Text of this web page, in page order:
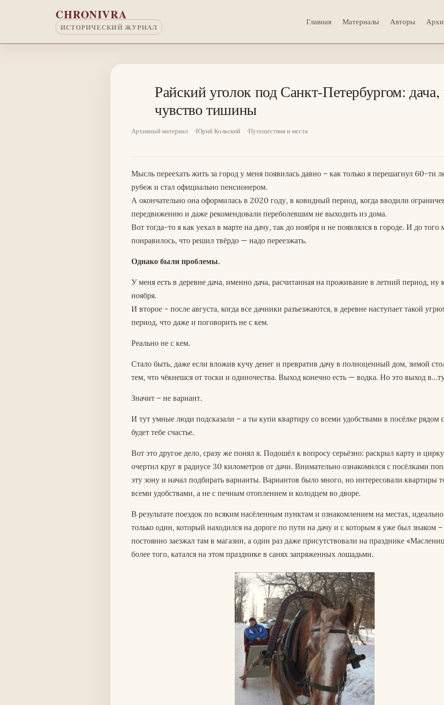
CHRONIVRA
ИСТОРИЧЕСКИЙ ЖУРНАЛ
Главная Материалы Авторы
Райский уголок под Санкт-Петербургом:
чувство тишины
Архивный материал Юрий Кольский Путешествия и места
Мысль переехать жить за город у меня появилась давно – как только я перешагнул 60-ти
рубеж и стал официально пенсионером.
А окончательно она оформилась в 2020 году, в ковидный период, когда вводили
передвижению и даже рекомендовали переболевшим не выходить из дома.
Вот тогда-то я как уехал в марте на дачу, так до ноября и не появлялся в городе. И до того
понравилось, что решил твёрдо — надо переезжать.
Однако были проблемы.
У меня есть в деревне дача, именно дача, расчитанная на проживание в летний период, ну
ноября.
И второе – после августа, когда все дачники разъезжаются, в деревне наступает такой
период, что даже и поговорить не с кем.
Реально не с кем.
Стало быть, даже если вложив кучу денег и превратив дачу в полноценный дом, зимой
тем, что чёкнешся от тоски и одиночества. Выход конечно есть — водка. Но это выход
Значит – не вариант.
И тут умные люди подсказали – а ты купи квартиру со всеми удобствами в посёлке рядом
будет тебе счастье.
Вот это другое дело, сразу же понял я. Подошёл к вопросу серьёзно: раскрыл карту и
очертил круг в радиусе 30 километров от дачи. Внимательно ознакомился с посёлками
эту зону и начал подбирать варианты. Вариантов было много, но интересовали квартиры
всеми удобствами, а не с печным отоплением и колодцем во дворе.
В результате поездок по всяким насёленным пунктам и ознакомлением на местах,
только один, который находился на дороге по пути на дачу и с которым я уже был знаком –
постоянно заезжал там в магазин, а один раз даже присутствовали на празднике
более того, катался на этом празднике в санях запряженных лошадьми.